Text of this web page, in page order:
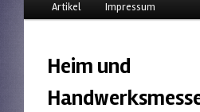
HauptmenüZum Inhalt wechseln
Zum sekundären Inhalt
Artikel Impressum
Heim und